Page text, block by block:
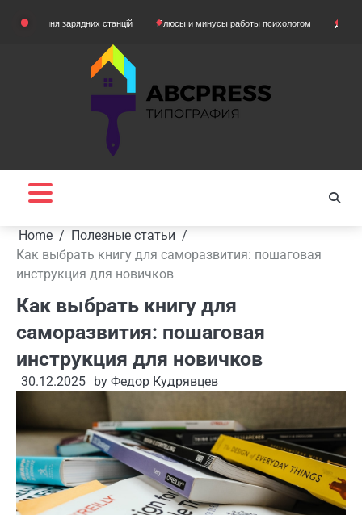
зарядних станцій Плюсы и минусы работы психологом Домашняя одежда
Home
Полезные статьи
Как выбрать книгу для саморазвития: пошаговая
инструкция для новичков
Как выбрать книгу для
саморазвития: пошаговая
инструкция для новичков
30.12.2025 by Федор Кудрявцев